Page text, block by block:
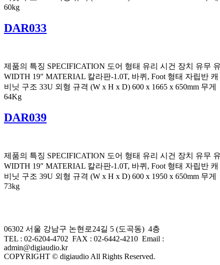
60kg
DAR033
제품의 특징 SPECIFICATION 도어 형태 유리 시건 장치 유무
WIDTH 19″ MATERIAL 칼라판-1.0T, 바퀴, Foot 형태 자립반 캐
비닛 구조 33U 외형 규격 (W x H x D) 600 x 1665 x 650mm 무게
64Kg
DAR039
제품의 특징 SPECIFICATION 도어 형태 유리 시건 장치 유무
WIDTH 19″ MATERIAL 칼라판-1.0T, 바퀴, Foot 형태 자립반 캐
비닛 구조 39U 외형 규격 (W x H x D) 600 x 1950 x 650mm 무게
73kg
06302 서울 강남구 논현로24길 5 (도곡동) 4층
TEL : 02-6204-4702 FAX : 02-6442-4210 Email :
admin@digiaudio.kr
COPYRIGHT © digiaudio All Rights Reserved.